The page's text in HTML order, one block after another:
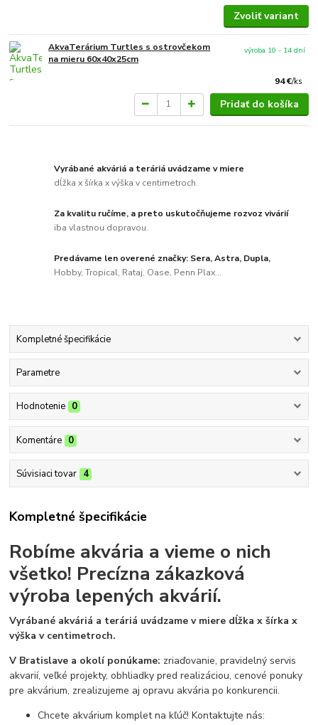
Zvoliť variant
AkvaTerárium Turtles s ostrovčekom
na mieru 60x40x25cm
94 €/ks
výroba 10 - 14 dní
Pridať do košíka
Vyrábané akváriá a teráriá uvádzame v miere
dĺžka x šírka x výška v centimetroch.
Za kvalitu ručíme, a preto uskutočňujeme rozvoz vivárií
iba vlastnou dopravou.
Predávame len overené značky: Sera, Astra, Dupla,
Hobby, Tropical, Rataj, Oase, Penn Plax...
Kompletné špecifikácie
Parametre
Hodnotenie 0
Komentáre 0
Súvisiaci tovar 4
Kompletné špecifikácie
Robíme akvária a vieme o nich
všetko! Precízna zákazková
výroba lepených akvárií.
Vyrábané akváriá a teráriá uvádzame v miere dĺžka x šírka x
výška v centimetroch.
V Bratislave a okolí ponúkame: zriaďovanie, pravidelný servis
akvarií, veľké projekty, obhliadky pred realizáciou, cenové ponuky
pre akvárium, zrealizujeme aj opravu akvária po konkurencii.
Chcete akvárium komplet na kľúč! Kontaktujte nás: